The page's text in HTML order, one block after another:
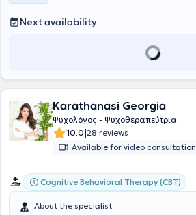
Next availability
Karathanasi Georgia
Ψυχολόγος - Ψυχοθεραπεύτρια
10.0|28 reviews
Available for video consultation
Cognitive Behavioral Therapy (CBT)
About the specialist